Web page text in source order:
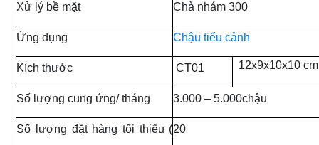
Xử lý bề mặt Chà nhám 300
Ứng dụng Chậu tiểu cảnh
Kích thước CT01 12x9x10x10 cm
Số lượng cung ứng/ tháng 3.000 – 5.000chậu
Số lượng đặt hàng tối thiểu (20